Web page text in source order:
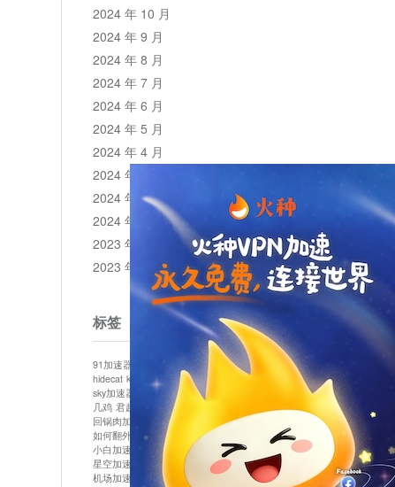
2024 年 10 月
2024 年 9 月
2024 年 8 月
2024 年 7 月
2024 年 6 月
2024 年 5 月
2024 年 4 月
2024 年 3 月
2024 年 2 月
2024 年 1 月
2023 年 12 月
2023 年 11 月
标签
91加速器 bluelayer加速器
clash节点
hidecat kuai500 panda加速器
plex加速器
sky加速器
telegram加速器 中信加速器
云梯加速器
几鸡 君越加速器 哔咔漫画加速器
唐师傅加速器
回锅肉加速器
坚果加速器 壹点加速器
如何翻外墙网站 小哈vp加速器
小火箭加速器
小白加速器
布谷vp加速器 心阶云 快连
星空加速器
最新版clash安卓下载
月光加速器
机场加速器
松果云 极快加速器
梯子加速器